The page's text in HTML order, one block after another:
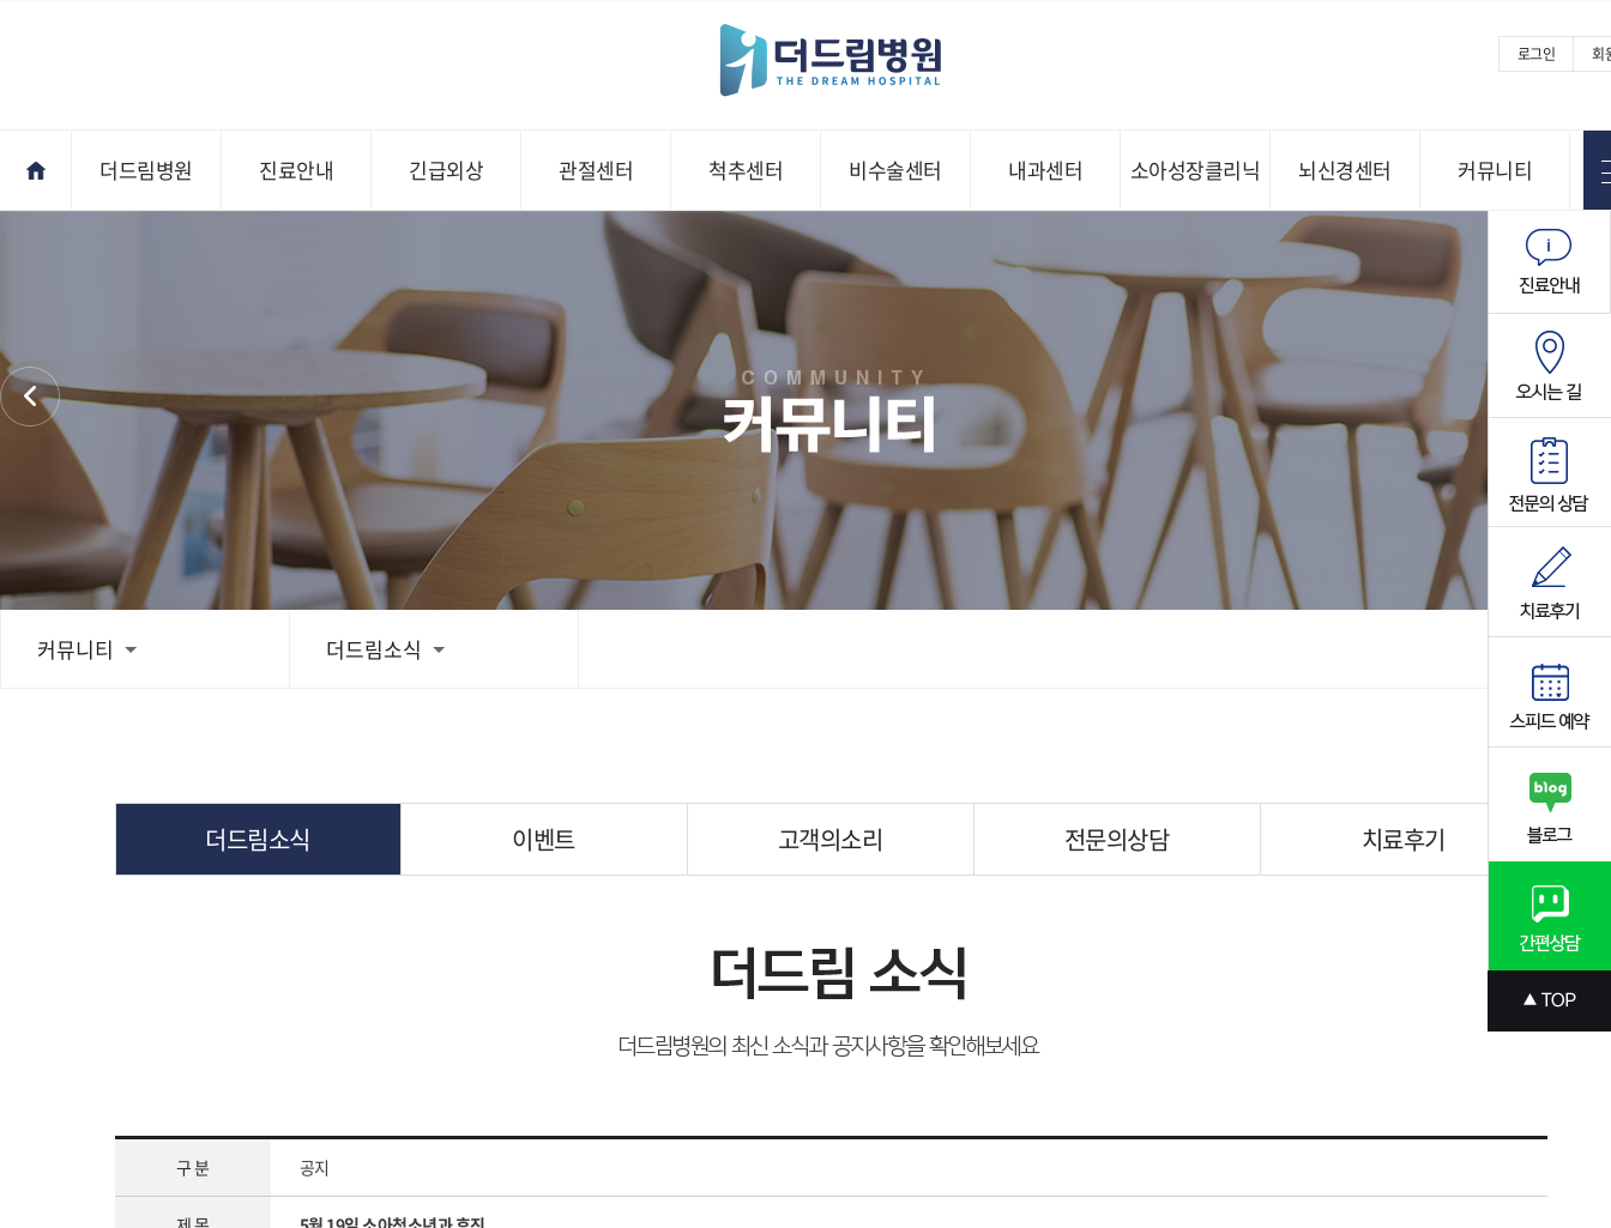
로그인 회
더드림병원 진료안내 긴급외상 관절센터 척추센터 비수술센터 내과센터 소아성장클리닉 뇌신경센터 커뮤니티
커뮤니티 더드림소식
더드림소식 이벤트 고객의소리 전문의상담 치료후기
구 분 공지
전문의상담
치료후기
스피드예약